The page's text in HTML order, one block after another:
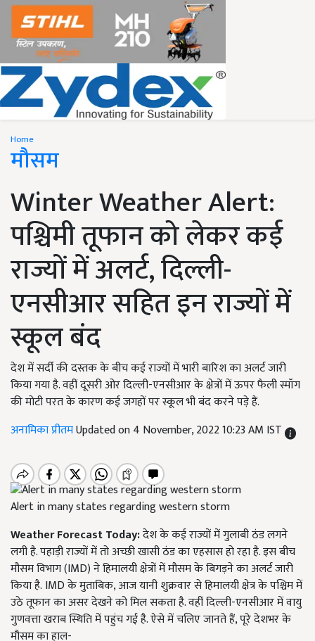
Home
मौसम
Winter Weather Alert:
पश्चिमी तूफान को लेकर कई
राज्यों में अलर्ट, दिल्ली-
एनसीआर सहित इन राज्यों में
स्कूल बंद
देश में सर्दी की दस्तक के बीच कई राज्यों में भारी बारिश का अलर्ट जारी
किया गया है. वहीं दूसरी ओर दिल्ली-एनसीआर के क्षेत्रों में ऊपर फैली स्मॉग
की मोटी परत के कारण कई जगहों पर स्कूल भी बंद करने पड़े हैं.
अनामिका प्रीतमUpdated on 4 November, 2022 10:23 AM IST
Alert in many states regarding western storm
Weather Forecast Today:देश के कई राज्यों में गुलाबी ठंड लगने
लगी है. पहाड़ी राज्यों में तो अच्छी खासी ठंड का एहसास हो रहा है. इस बीच
मौसम विभाग (IMD)ने हिमालयी क्षेत्रों में मौसम के बिगड़ने का अलर्ट जारी
किया है. IMDके मुताबिक, आज यानी शुक्रवार से हिमालयी क्षेत्र के पश्चिम में
उठे तूफान का असर देखने को मिल सकता है. वहीं दिल्ली-एनसीआर में वायु
गुणवत्ता खराब स्थिति में पहुंच गई है. ऐसे में चलिए जानते हैं, पूरे देशभर के
मौसम का हाल-